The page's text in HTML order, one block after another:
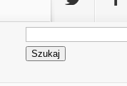
Szukaj: